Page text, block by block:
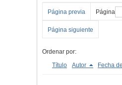
Página previa Página
Página siguiente
Ordenar por:
Título
Autor Fecha